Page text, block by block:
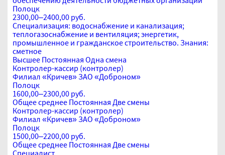
Полоцк
2300,00–2400,00 руб.
Специализация: водоснабжение и канализация;
теплогазоснабжение и вентиляция; энергетик,
промышленное и гражданское строительство. Знания:
сметное
Высшее Постоянная Одна смена
Контролер-кассир (контролер)
Филиал «Кричев» ЗАО «Доброном»
Полоцк
1600,00–2300,00 руб.
Общее среднее Постоянная Две смены
Контролер-кассир (контролер)
Филиал «Кричев» ЗАО «Доброном»
Полоцк
1500,00–2200,00 руб.
Общее среднее Постоянная Две смены
Специалист